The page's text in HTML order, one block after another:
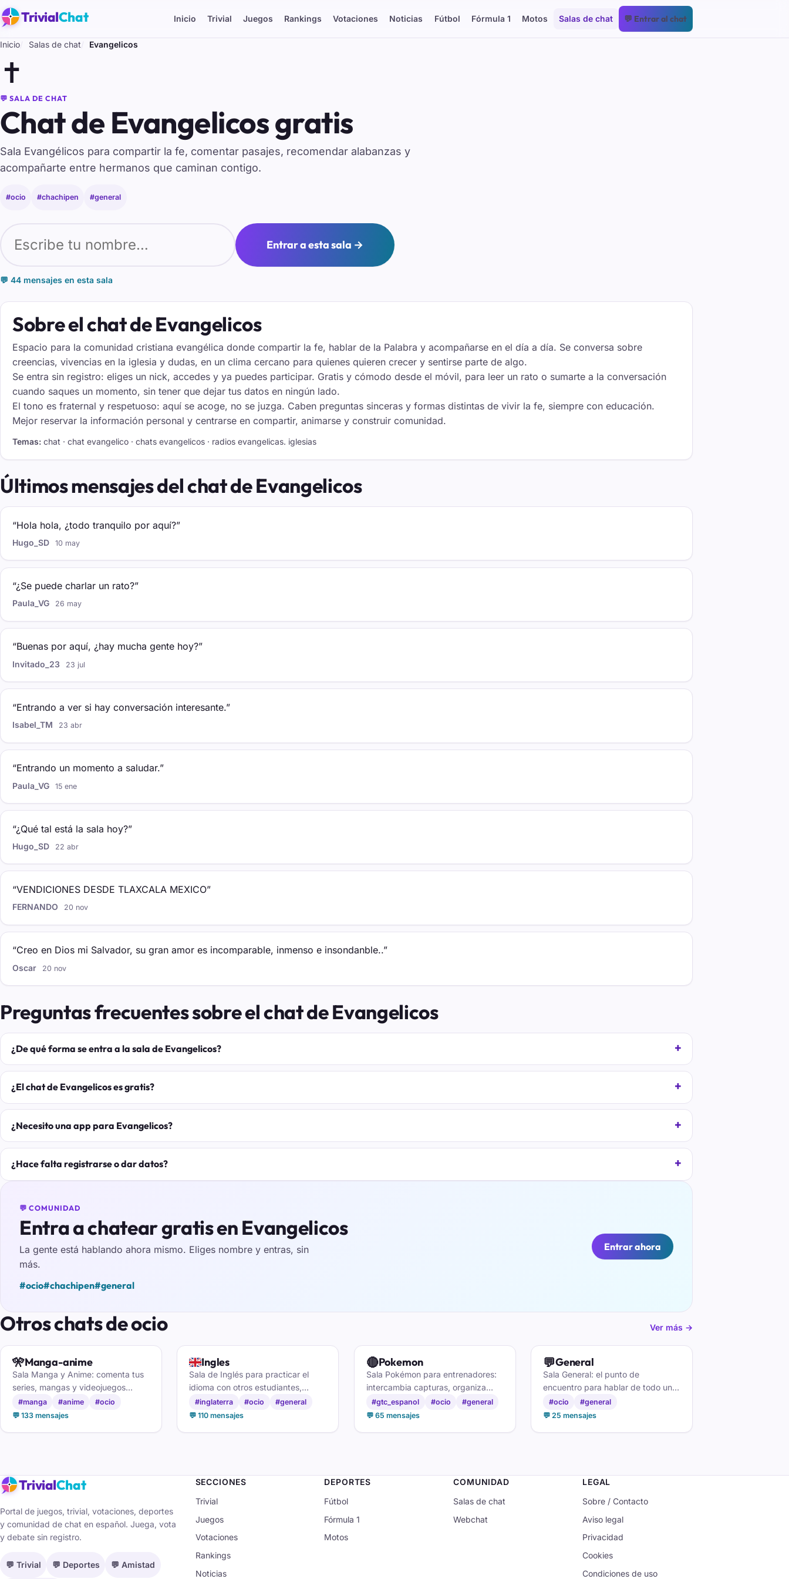
TrivialChat Inicio Trivial Juegos Rankings Votaciones Noticias Fútbol Fórmula 1 Motos Salas de chat 💬 Entrar al chat
Inicio Salas de chat Evangelicos
✝️
💬 SALA DE CHAT
Chat de Evangelicos gratis
Sala Evangélicos para compartir la fe, comentar pasajes, recomendar alabanzas y
acompañarte entre hermanos que caminan contigo.
#ocio #chachipen #general
Entrar a esta sala →
💬 44 mensajes en esta sala
Sobre el chat de Evangelicos
Espacio para la comunidad cristiana evangélica donde compartir la fe, hablar de la Palabra y acompañarse en el día a día. Se conversa sobre
creencias, vivencias en la iglesia y dudas, en un clima cercano para quienes quieren crecer y sentirse parte de algo.
Se entra sin registro: eliges un nick, accedes y ya puedes participar. Gratis y cómodo desde el móvil, para leer un rato o sumarte a la conversación
cuando saques un momento, sin tener que dejar tus datos en ningún lado.
El tono es fraternal y respetuoso: aquí se acoge, no se juzga. Caben preguntas sinceras y formas distintas de vivir la fe, siempre con educación.
Mejor reservar la información personal y centrarse en compartir, animarse y construir comunidad.
Temas: chat · chat evangelico · chats evangelicos · radios evangelicas. iglesias
Últimos mensajes del chat de Evangelicos
“Hola hola, ¿todo tranquilo por aquí?”
Hugo_SD 10 may
“¿Se puede charlar un rato?”
Paula_VG 26 may
“Buenas por aquí, ¿hay mucha gente hoy?”
Invitado_23 23 jul
“Entrando a ver si hay conversación interesante.”
Isabel_TM 23 abr
“Entrando un momento a saludar.”
Paula_VG 15 ene
“¿Qué tal está la sala hoy?”
Hugo_SD 22 abr
“VENDICIONES DESDE TLAXCALA MEXICO”
FERNANDO 20 nov
“Creo en Dios mi Salvador, su gran amor es incomparable, inmenso e insondanble..”
Oscar 20 nov
Preguntas frecuentes sobre el chat de Evangelicos
¿De qué forma se entra a la sala de Evangelicos?
¿El chat de Evangelicos es gratis?
¿Necesito una app para Evangelicos?
¿Hace falta registrarse o dar datos?
💬 COMUNIDAD
Entra a chatear gratis en Evangelicos
La gente está hablando ahora mismo. Eliges nombre y entras, sin
más.
#ocio#chachipen#general
Entrar ahora
Otros chats de ocio Ver más →
🎌Manga-anime
Sala Manga y Anime: comenta tus
series, mangas y videojuegos
favoritos, recomienda títulos y
encuentra otakus con tus mismos
#manga #anime
#ocio
💬 133 mensajes
🇬🇧Ingles
Sala de Inglés para practicar el
idioma con otros estudiantes,
resolver dudas y hablar con gente
que vive o ha vivido en países
#inglaterra #ocio
#general
💬 110 mensajes
🔴Pokemon
Sala Pokémon para entrenadores:
intercambia capturas, organiza
combates y comenta cada
novedad con fans de todas las
#gtc_espanol #ocio
#general
💬 65 mensajes
💬General
Sala General: el punto de
encuentro para hablar de todo un
poco, conocer gente variada y
entrar en la conversación que más
#ocio
#general
💬 25 mensajes
TrivialChat
Portal de juegos, trivial, votaciones, deportes
y comunidad de chat en español. Juega, vota
y debate sin registro.
💬 Trivial 💬 Deportes 💬 Amistad
SECCIONES
Trivial
Juegos
Votaciones
Rankings
Noticias
DEPORTES
Fútbol
Fórmula 1
Motos
COMUNIDAD
Salas de chat
Webchat
LEGAL
Sobre / Contacto
Aviso legal
Privacidad
Cookies
Condiciones de uso